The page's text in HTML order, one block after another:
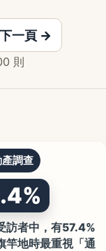
下一頁 →
則
調查
訪者中，有57.4%
竿地時最重視「通